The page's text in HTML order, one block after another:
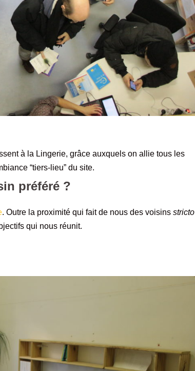
à la Lingerie, grâce auxquels on allie tous les
“tiers-lieu” du site.
préféré ?
. Outre la proximité qui fait de nous des voisins stricto
qui nous réunit.